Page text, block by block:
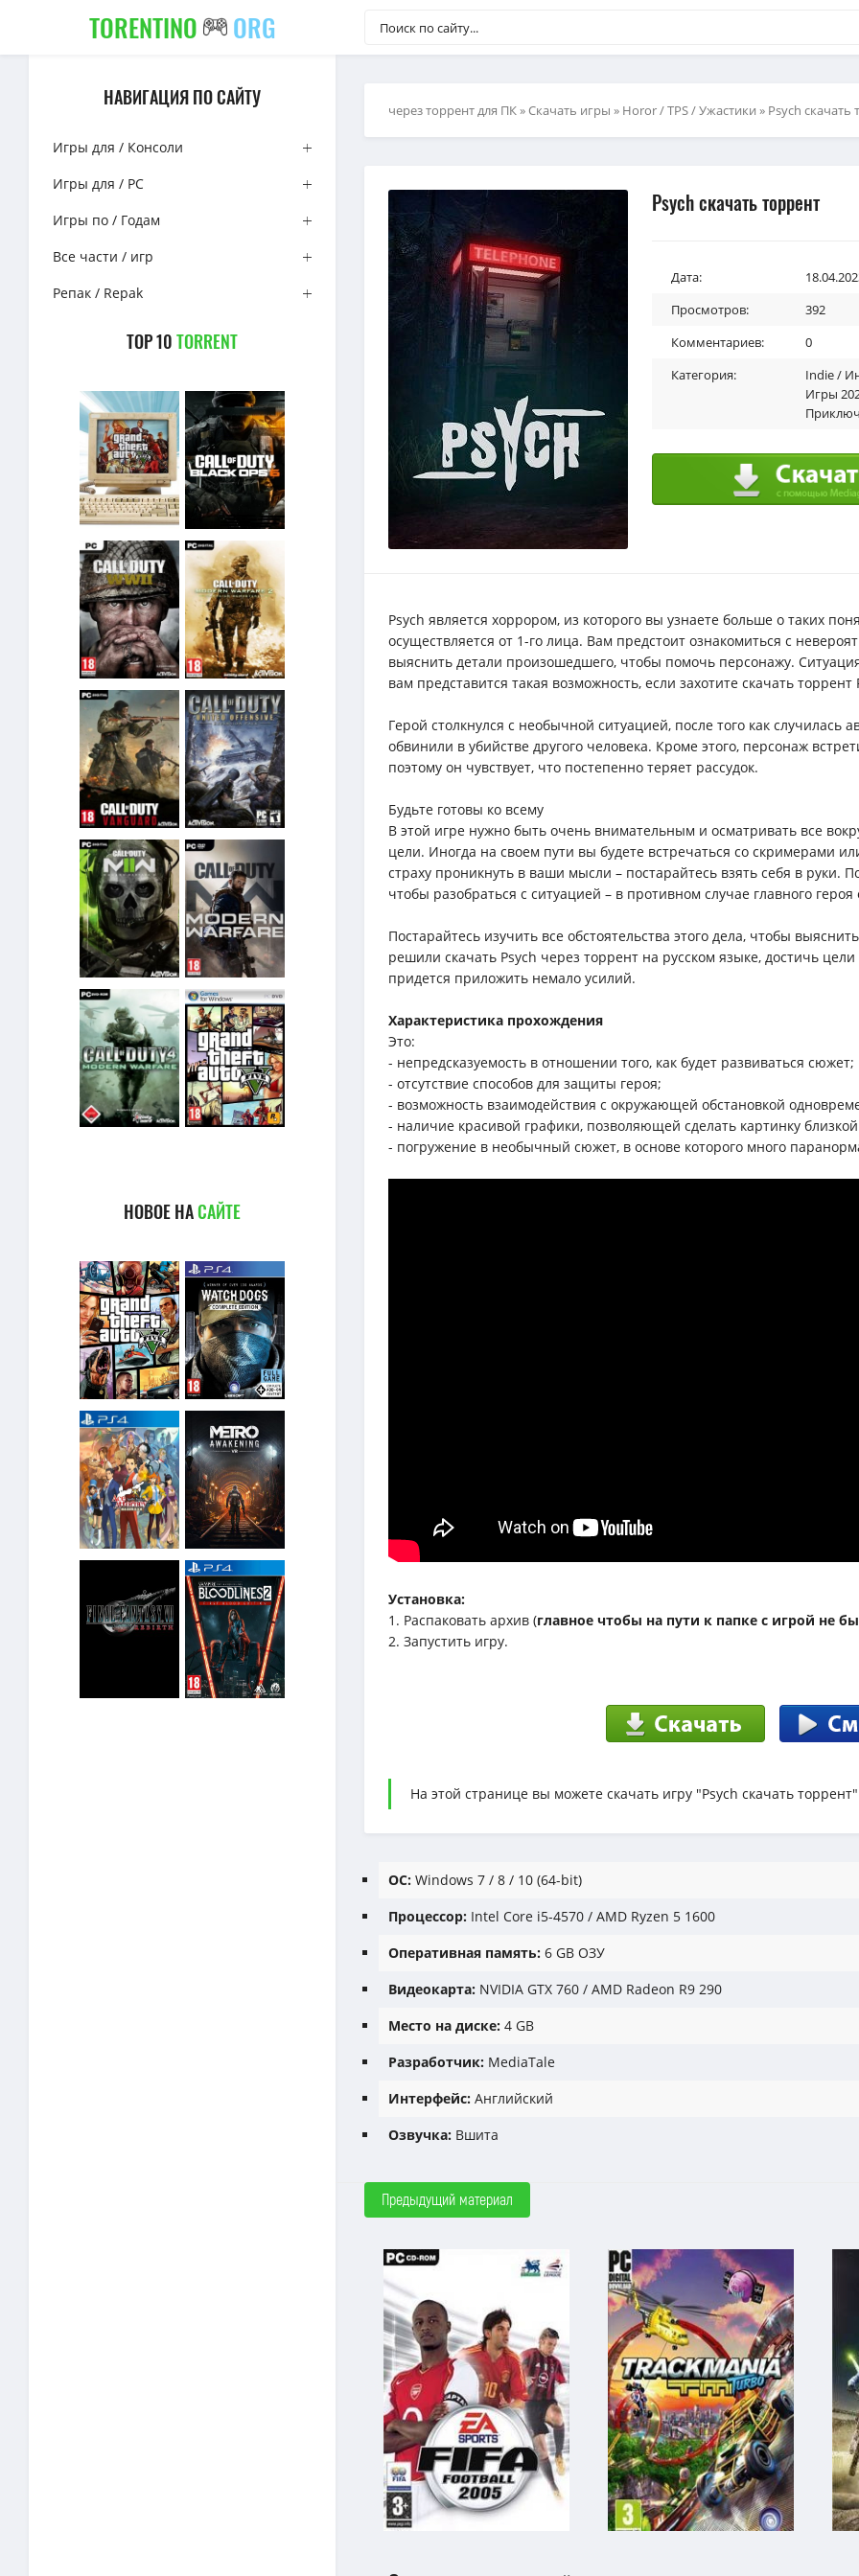
TORENTINO ORG
НАВИГАЦИЯ ПО САЙТУ
Игры для / Консоли
Игры для / PC
Игры по / Годам
Все части / игр
Репак / Repak
TOP 10TORRENT
НОВОЕ НАСАЙТЕ
через торрент для ПК»Скачать игры » Horor / TPS / Ужастики » Psych скачать
Psych скачать торрент
Дата:
Просмотров:
392
Комментариев:
0
Категория:
Indie /
Игры
Psych является хоррором, из которого вы узнаете больше о таких
осуществляется от 1-го лица. Вам предстоит ознакомиться с
выяснить детали произошедшего, чтобы помочь персонажу.
вам представится такая возможность, если захотите скачать
Герой столкнулся с необычной ситуацией, после того как случилась
обвинили в убийстве другого человека. Кроме этого, персонаж
поэтому он чувствует, что постепенно теряет рассудок.
Будьте готовы ко всему
В этой игре нужно быть очень внимательным и осматривать все
цели. Иногда на своем пути вы будете встречаться со скримерами
страху проникнуть в ваши мысли – постарайтесь взять себя в
чтобы разобраться с ситуацией – в противном случае главного
Постарайтесь изучить все обстоятельства этого дела, чтобы
решили скачать Psych через торрент на русском языке, достичь
придется приложить немало усилий.
Характеристика прохождения
Это:
- непредсказуемость в отношении того, как будет развиваться сюжет;
- отсутствие способов для защиты героя;
- возможность взаимодействия с окружающей обстановкой
- наличие красивой графики, позволяющей сделать картинку
- погружение в необычный сюжет, в основе которого много
Установка:
1. Распаковать архив (главное чтобы на пути к папке с игрой не
2. Запустить игру.
На этой странице вы можете скачать игру "Psych скачать
ОС: Windows 7 / 8 / 10 (64-bit)
Процессор: Intel Core i5-4570 / AMD Ryzen 5 1600
Оперативная память: 6 GB ОЗУ
Видеокарта: NVIDIA GTX 760 / AMD Radeon R9 290
Место на диске: 4 GB
Разработчик: MediaTale
Интерфейс: Английский
Озвучка: Вшита
Предыдущий материал